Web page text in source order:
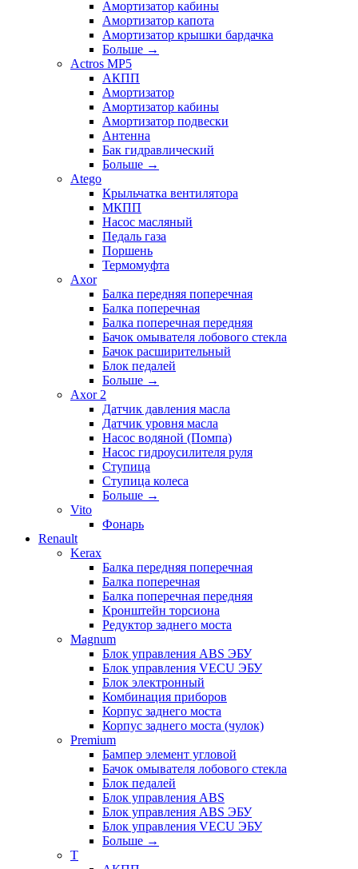
Амортизатор кабины
Амортизатор капота
Амортизатор крышки бардачка
Больше →
Actros MP5
АКПП
Амортизатор
Амортизатор кабины
Амортизатор подвески
Антенна
Бак гидравлический
Больше →
Atego
Крыльчатка вентилятора
МКПП
Насос масляный
Педаль газа
Поршень
Термомуфта
Axor
Балка передняя поперечная
Балка поперечная
Балка поперечная передняя
Бачок омывателя лобового стекла
Бачок расширительный
Блок педалей
Больше →
Axor 2
Датчик давления масла
Датчик уровня масла
Насос водяной (Помпа)
Насос гидроусилителя руля
Ступица
Ступица колеса
Больше →
Vito
Фонарь
Renault
Kerax
Балка передняя поперечная
Балка поперечная
Балка поперечная передняя
Кронштейн торсиона
Редуктор заднего моста
Magnum
Блок управления ABS ЭБУ
Блок управления VECU ЭБУ
Блок электронный
Комбинация приборов
Корпус заднего моста
Корпус заднего моста (чулок)
Premium
Бампер элемент угловой
Бачок омывателя лобового стекла
Блок педалей
Блок управления ABS
Блок управления ABS ЭБУ
Блок управления VECU ЭБУ
Больше →
T